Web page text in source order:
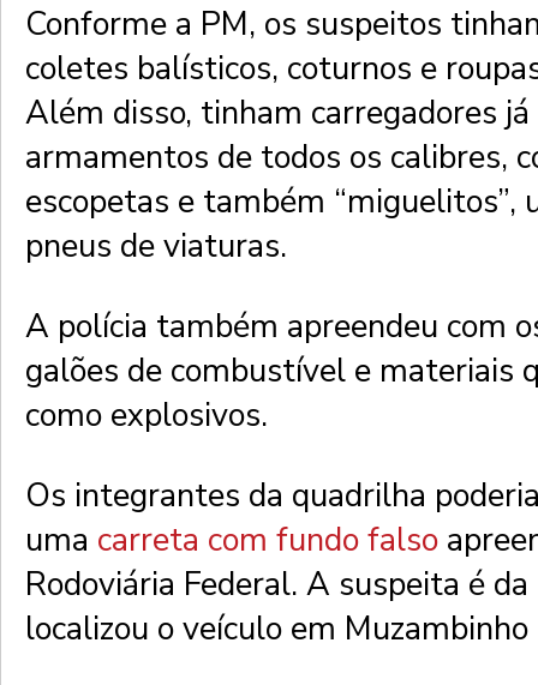
Conforme a PM, os suspeitos
coletes balísticos, coturnos e
Além disso, tinham carregadores
armamentos de todos os calibres,
escopetas e também “miguelitos”,
pneus de viaturas.
A polícia também apreendeu com
galões de combustível e materiais
como explosivos.
Os integrantes da quadrilha
uma carreta com fundo falso
Rodoviária Federal. A suspeita é da
localizou o veículo em Muzambinho